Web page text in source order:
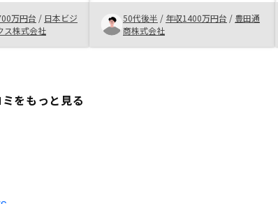
方は、急がずに
いかと思いま
資料でわかりづ
。
万円台 / 日本ビジ
ス株式会社
の友人にも是非勧めたいと思いま
す。
50代後半 / 年収1400万円台 / 豊田通
商株式会社
をもっと見る